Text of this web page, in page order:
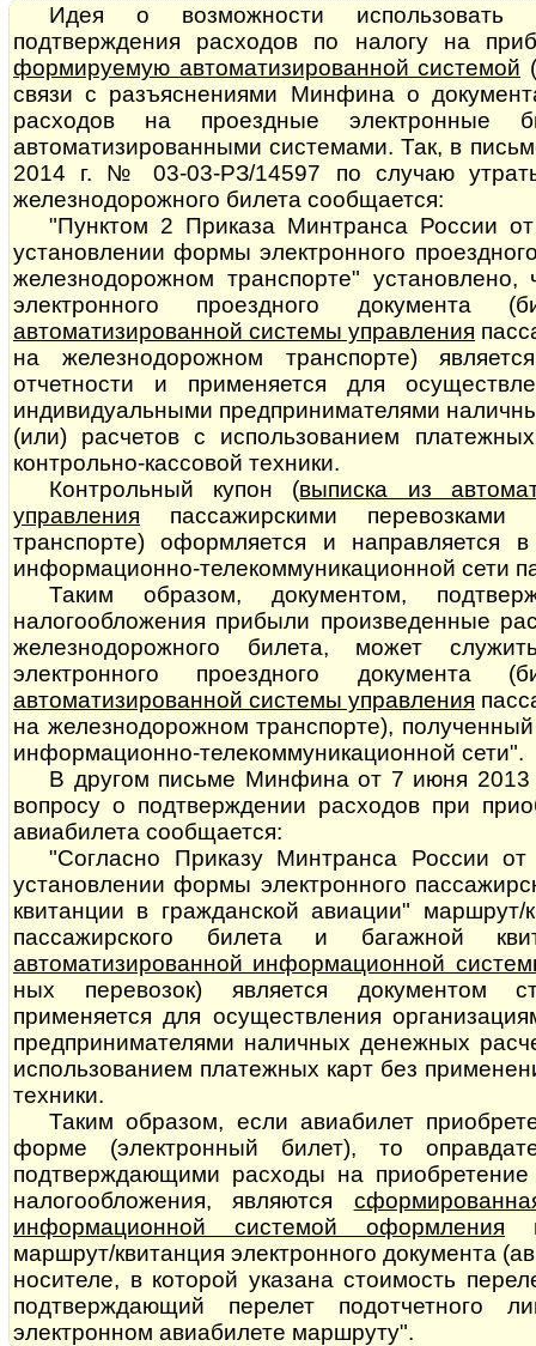
Идея о возможности использовать
подтверждения расходов по налогу на
формируемую автоматизированной системой (
связи с разъяснениями Минфина о
расходов на проездные электронные
автоматизированными системами. Так, в
2014 г. № 03-03-РЗ/14597 по случаю утраты
железнодорожного билета сообщается:
"Пунктом 2 Приказа Минтранса России
установлении формы электронного
железнодорожном транспорте" установлено,
электронного проездного документа
автоматизированной системы управления
на железнодорожном транспорте)
отчетности и применяется для
индивидуальными предпринимателями
(или) расчетов с использованием
контрольно-кассовой техники.
Контрольный купон (выписка из
управления пассажирскими пе­ре­воз­ка­ми
транспорте) оформляется и направляется
информационно-телекоммуникационной сети
Таким образом, документом,
налогообложения прибыли произведенные
железнодорожного билета, может
электронного проездного документа
автоматизированной системы управления
на железнодорожном транспорте),
информационно-те­ле­ком­му­ни­ка­ци­он­ной сети".
В другом письме Минфина от 7 июня
вопросу о подтверждении расходов при
авиабилета сообщается:
"Согласно Приказу Минтранса России
установлении формы электронного
квитанции в гражданской авиации" маршрут/
пассажирского билета и багажной
автоматизированной информационной
ных перевозок) является документом
применяется для осуществления
предпринимателями наличных денежных
использованием платежных карт без
техники.
Таким образом, если авиабилет
форме (электронный билет), то
подтверждающими расходы на
налогообложения, являются
информационной системой оформления
маршрут/квитанция электронного документа
носителе, в которой указана стоимость
подтверждающий перелет подотчетного
электронном авиабилете маршруту".